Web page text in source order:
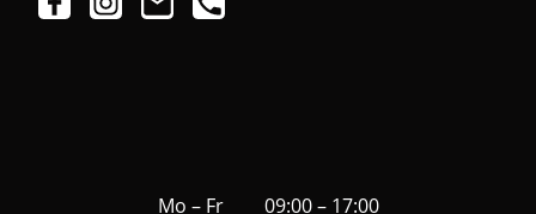
Mo – Fr 09:00 – 17:00